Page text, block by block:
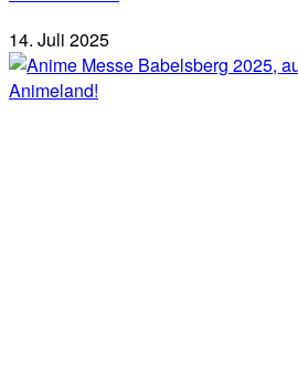
14. Juli 2025